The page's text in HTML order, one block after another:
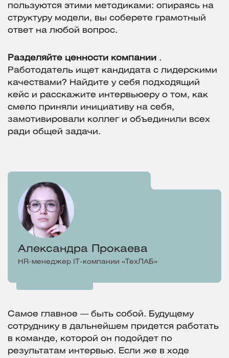
пользуются этими методиками: опираясь на
структуру модели, вы соберете грамотный
ответ на любой вопрос.
Разделяйте ценности компании .
Работодатель ищет кандидата с лидерскими
качествами? Найдите у себя подходящий
кейс и расскажите интервьюеру о том, как
смело приняли инициативу на себя,
замотивировали коллег и объединили всех
ради общей задачи.
Александра Прокаева
HR-менеджер IT-компании «ТехЛАБ»
Самое главное — быть собой. Будущему
сотруднику в дальнейшем придется работать
в команде, которой он подойдет по
результатам интервью. Если же в ходе